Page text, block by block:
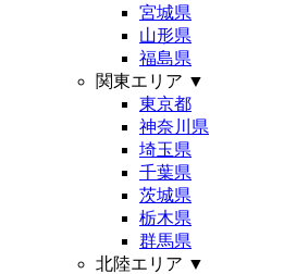
宮城県
山形県
福島県
関東エリア ▼
東京都
神奈川県
埼玉県
千葉県
茨城県
栃木県
群馬県
北陸エリア ▼